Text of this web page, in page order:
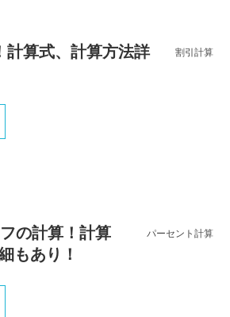
割引計算
計算式、計算方法詳
パーセント計算
の計算！計算
もあり！